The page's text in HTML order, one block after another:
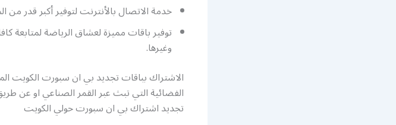
خدمة الاتصال بالأنترنت لتوفير أكبر قدر من
توفير باقات مميزة لعشاق الرياضة لمتابعة
وغيرها.
الاشتراك بباقات تجديد بي ان سبورت الكويت
الفضائية التي تبث عبر القمر الصناعي او عن
تجديد اشتراك بي ان سبورت حولي الكويت